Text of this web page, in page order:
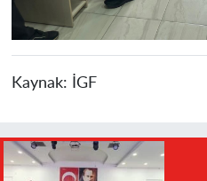
Kaynak: İGF